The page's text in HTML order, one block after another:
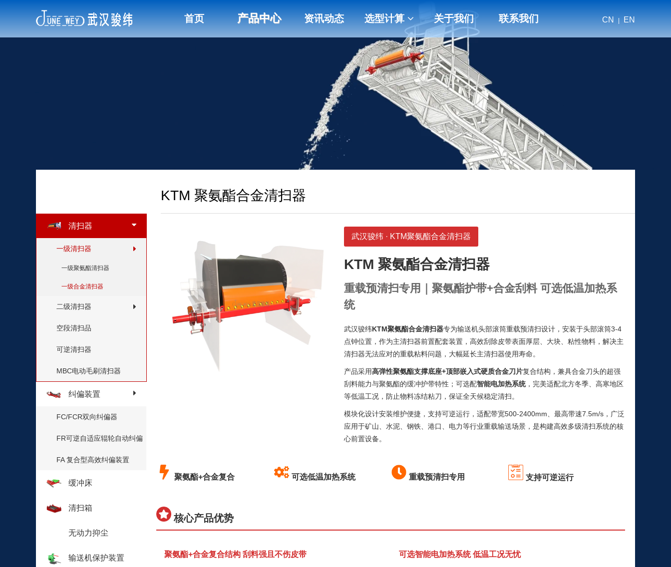
CN EN
首页 产品中心 资讯动态 选型计算 关于我们 联系我们
KTM 聚氨酯合金清扫器
武汉骏纬 · KTM聚氨酯合金清扫器
KTM 聚氨酯合金清扫器
重载预清扫专用｜聚氨酯护带+合金刮料 可选低温加热系
统
武汉骏纬KTM聚氨酯合金清扫器专为输送机头部滚筒重载预清扫设计，安装于头部滚筒3-4
点钟位置，作为主清扫器前置配套装置，高效刮除皮带表面厚层、大块、粘性物料，解决主
清扫器无法应对的重载粘料问题，大幅延长主清扫器使用寿命。
产品采用高弹性聚氨酯支撑底座+顶部嵌入式硬质合金刀片复合结构，兼具合金刀头的超强
刮料能力与聚氨酯的缓冲护带特性；可选配智能电加热系统，完美适配北方冬季、高寒地区
等低温工况，防止物料冻结粘刀，保证全天候稳定清扫。
模块化设计安装维护便捷，支持可逆运行，适配带宽500-2400mm、最高带速7.5m/s，广泛
应用于矿山、水泥、钢铁、港口、电力等行业重载输送场景，是构建高效多级清扫系统的核
心前置设备。
聚氨酯+合金复合 可选低温加热系统 重载预清扫专用 支持可逆运行
核心产品优势
聚氨酯+合金复合结构 刮料强且不伤皮带 可选智能电加热系统 低温工况无忧
清扫器
一级清扫器
一级聚氨酯清扫器
一级合金清扫器
二级清扫器
空段清扫品
可逆清扫器
MBC电动毛刷清扫器
纠偏装置
FC/FCR双向纠偏器
FR可逆自适应辊轮自动纠偏
FA 复合型高效纠偏装置
缓冲床
清扫箱
无动力抑尘
输送机保护装置